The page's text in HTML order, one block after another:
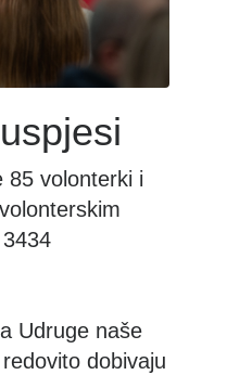
85 volonterki i
Udruge naše
dobivaju